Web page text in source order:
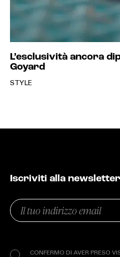
L’esclusività ancora
Goyard
STYLE
Iscriviti alla newsletter
Email
(Obbligatorio)
CONFERMO DI AVER PRESO